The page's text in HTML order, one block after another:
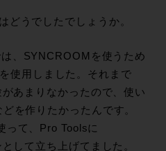
どうでしたでしょうか。
、SYNCROOMを使うため
使用しました。それまで
あまりなかったので、使い
を作りたかったんです。
って、Pro Toolsに
して立ち上げてました。